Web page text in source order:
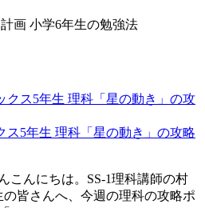
画 小学6年生の勉強法
ス5年生 理科「星の動き」の攻略
こんにちは。SS-1理科講師の村
皆さんへ、今週の理科の攻略ポ